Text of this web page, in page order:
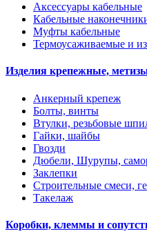
Аксессуары кабельные
Кабельные
Муфты кабельные
Термоусаживаемые и
Изделия крепежные,
Анкерный крепеж
Болты, винты
Втулки, резьбовые
Гайки, шайбы
Гвозди
Дюбели, Шурупы,
Заклепки
Строительные смеси,
Такелаж
Коробки, клеммы и